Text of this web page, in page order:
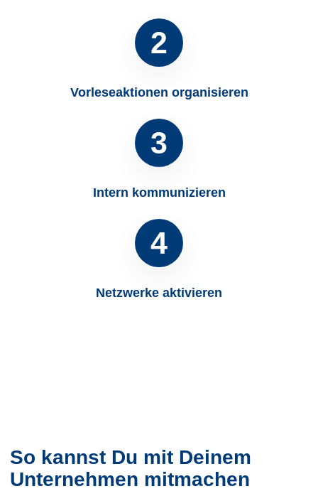
2
Vorleseaktionen organisieren
3
Intern kommunizieren
4
Netzwerke aktivieren
So kannst Du mit Deinem
Unternehmen mitmachen